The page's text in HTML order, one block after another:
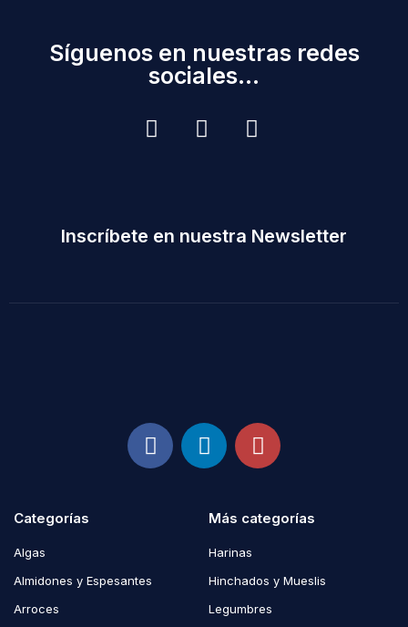
Síguenos en nuestras redes
sociales...
Inscríbete en nuestra Newsletter
Categorías
Algas
Almidones y Espesantes
Arroces
Más categorías
Harinas
Hinchados y Mueslis
Legumbres